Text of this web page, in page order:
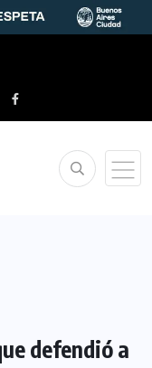
defendió a